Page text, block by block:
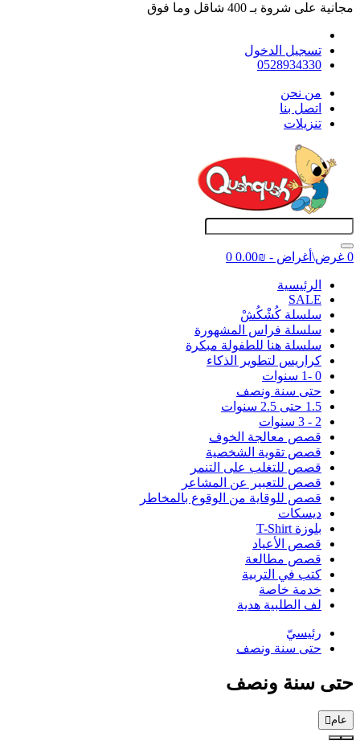
مجانية على شروة بـ 400 شاقل وما فوق
تسجيل الدخول
0528934330
ﻣﻦ ﻧﺤﻦ
اتصل بنا
تنزيلات
0 غرض\أغراض - ₪0.00 0
اﻟﺮﺋﻴﺴﻴﺔ
SALE
سلسلة كُشْكُشْ
سلسلة فراس المشهورة
سلسلة هنا للطفولة مبكرة
كراريس لتطوير الذكاء
0 -1 سنوات
حتى سنة ونصف
1.5 حتى 2.5 سنوات
2 - 3 سنوات
قصص معالجة الخوف
قصص تقوية الشخصية
قصص للتغلب على التنمر
قصص للتعبير عن المشاعر
قصص للوقاية من الوقوع بالمخاطر
ديسكات
بلوزة T-Shirt
قصص الأعياد
قصص مطالعة
كتب في التربية
خدمة خاصة
لف الطلبية هدية
رئيسيّ
حتى سنة ونصف
حتى سنة ونصف
عام